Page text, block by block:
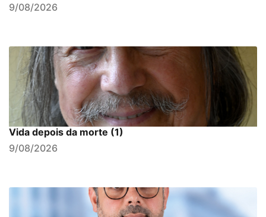
9/08/2026
Vida depois da morte (1)
9/08/2026